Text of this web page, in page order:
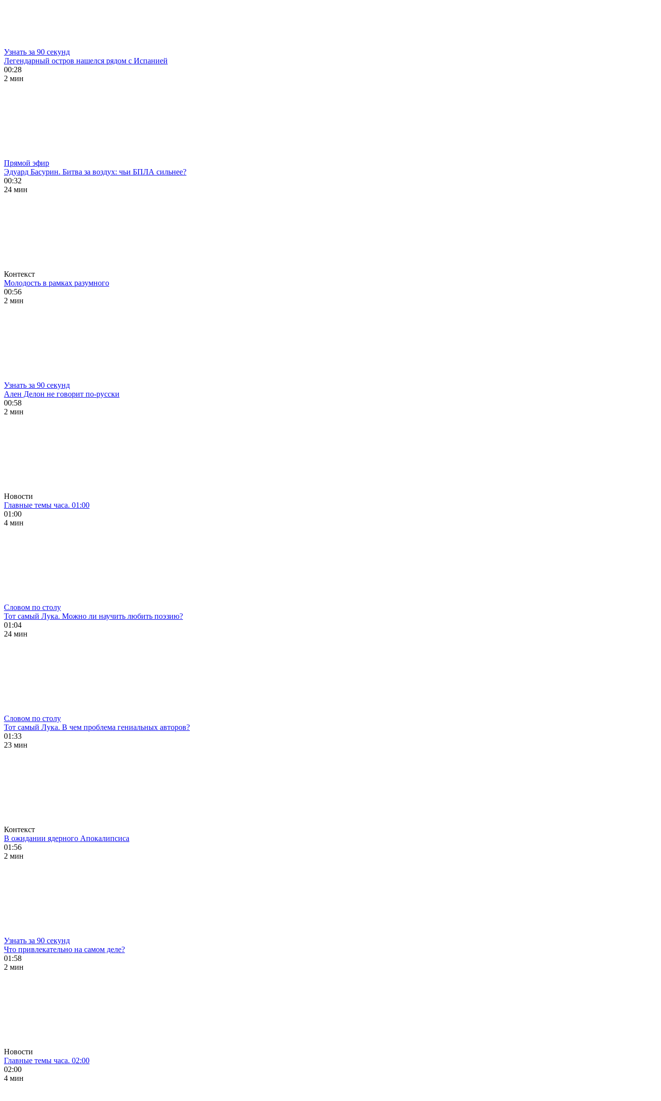
Узнать за 90 секунд
Легендарный остров нашелся рядом с Испанией
00:28
2 мин
Прямой эфир
Эдуард Басурин. Битва за воздух: чьи БПЛА сильнее?
00:32
24 мин
Контекст
Молодость в рамках разумного
00:56
2 мин
Узнать за 90 секунд
Ален Делон не говорит по-русски
00:58
2 мин
Новости
Главные темы часа. 01:00
01:00
4 мин
Словом по столу
Тот самый Лука. Можно ли научить любить поэзию?
01:04
24 мин
Словом по столу
Тот самый Лука. В чем проблема гениальных авторов?
01:33
23 мин
Контекст
В ожидании ядерного Апокалипсиса
01:56
2 мин
Узнать за 90 секунд
Что привлекательно на самом деле?
01:58
2 мин
Новости
Главные темы часа. 02:00
02:00
4 мин